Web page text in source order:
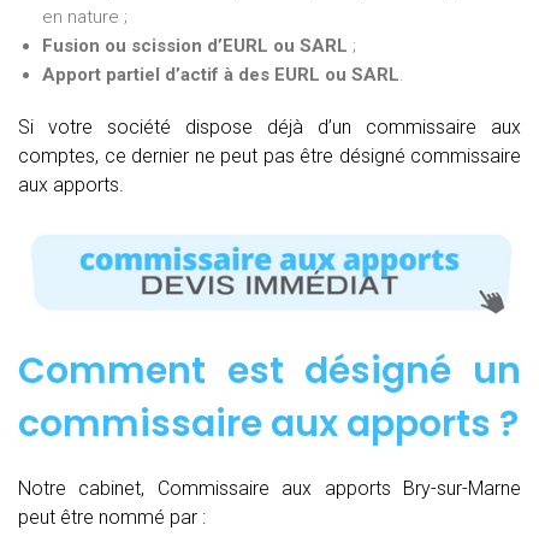
en nature ;
Fusion ou scission d’EURL ou SARL ;
Apport partiel d’actif à des EURL ou SARL.
Si votre société dispose déjà d’un commissaire aux
comptes, ce dernier ne peut pas être désigné commissaire
aux apports.
Comment est désigné un
commissaire aux apports ?
Notre cabinet, Commissaire aux apports Bry-sur-Marne
peut être nommé par :